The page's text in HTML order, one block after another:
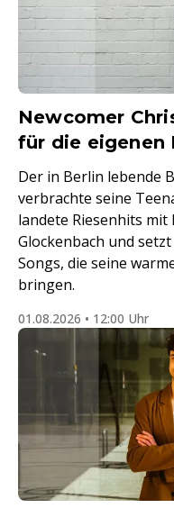
Newcomer
für die eigenen
Der in Berlin lebende
verbrachte seine
landete Riesenhits
Glockenbach und
Songs, die seine
bringen.
01.08.2026 • 12:00 Uhr